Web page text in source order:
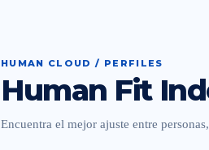
HUMAN CLOUD / PERFILES
Human Fit
Encuentra el mejor ajuste entre